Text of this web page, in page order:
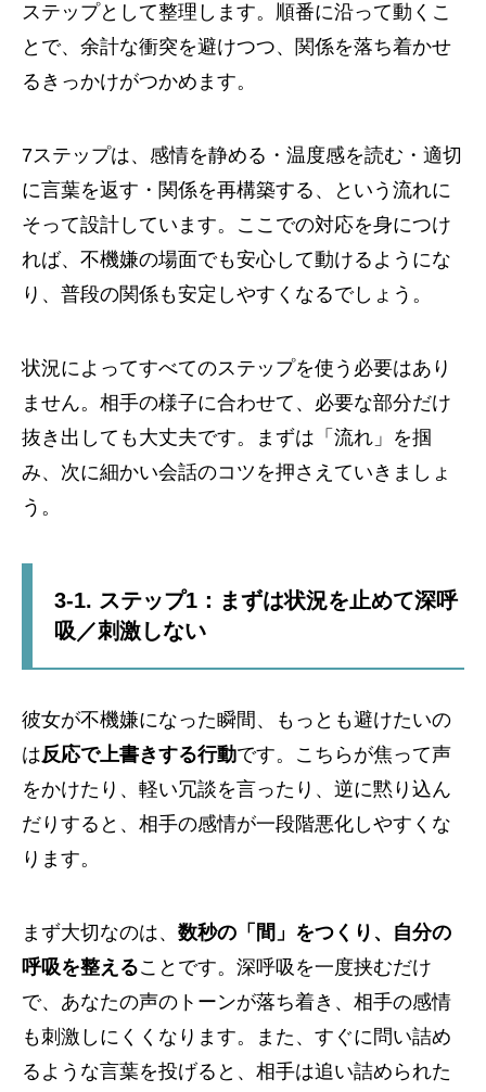
ステップとして整理します。順番に沿って動くこ
とで、余計な衝突を避けつつ、関係を落ち着かせ
るきっかけがつかめます。
7ステップは、感情を静める・温度感を読む・適切
に言葉を返す・関係を再構築する、という流れに
そって設計しています。ここでの対応を身につけ
れば、不機嫌の場面でも安心して動けるようにな
り、普段の関係も安定しやすくなるでしょう。
状況によってすべてのステップを使う必要はあり
ません。相手の様子に合わせて、必要な部分だけ
抜き出しても大丈夫です。まずは「流れ」を掴
み、次に細かい会話のコツを押さえていきましょ
う。
3-1. ステップ1：まずは状況を止めて深呼
吸／刺激しない
彼女が不機嫌になった瞬間、もっとも避けたいの
は反応で上書きする行動です。こちらが焦って声
をかけたり、軽い冗談を言ったり、逆に黙り込ん
だりすると、相手の感情が一段階悪化しやすくな
ります。
まず大切なのは、 数秒の「間」をつくり、自分の
呼吸を整えることです。深呼吸を一度挟むだけ
で、あなたの声のトーンが落ち着き、相手の感情
も刺激しにくくなります。また、すぐに問い詰め
るような言葉を投げると、相手は追い詰められた